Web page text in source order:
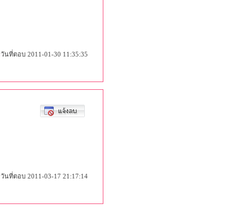
วันที่ตอบ 2011-01-30 11:35:35
วันที่ตอบ 2011-03-17 21:17:14